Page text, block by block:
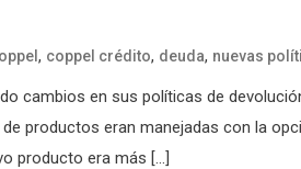
, coppel crédito, deuda, nuevas
cambios en sus políticas de
productos eran manejadas con la
producto era más […]